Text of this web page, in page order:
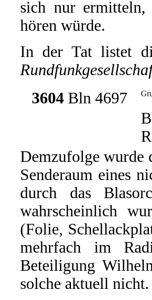
sich nur ermitteln,
hören würde.
In der Tat listet
3604 Bln 4697
Demzufolge wurde
Senderaum eines
durch das
wahrscheinlich
(Folie,
mehrfach im
Beteiligung
solche aktuell nicht.